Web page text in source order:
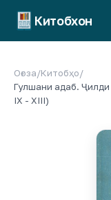
Китобхон
Оғоза/Китобҳо/
Гулшани адаб.
IX - XIII)